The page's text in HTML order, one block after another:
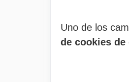
Uno de los
de cookies